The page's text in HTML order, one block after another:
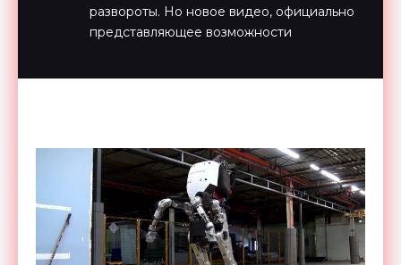
развороты. Но новое видео, официально
представляющее возможности